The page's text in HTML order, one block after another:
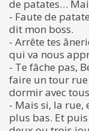
de patates…
- Faute de
dit mon boss.
- Arrête tes
qui va nous
- Te fâche pas,
faire un tour
dormir avec
- Mais si, la rue,
plus bas. Et